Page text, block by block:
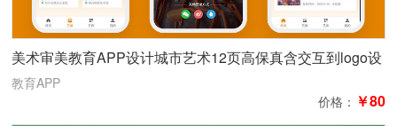
美术审美教育APP设计城市艺术12页高保真含交互到logo设
计低保真
教育APP
价格： ￥80